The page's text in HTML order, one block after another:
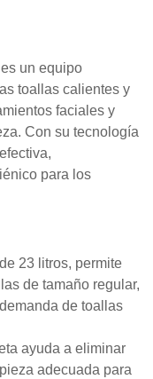
un equipo
toallas calientes y
faciales y
Con su tecnología
para los
23 litros, permite
de tamaño regular,
de toallas
ayuda a eliminar
adecuada para